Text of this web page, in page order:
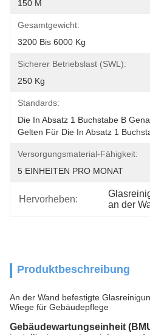
150 M
Gesamtgewicht:
3200 Bis 6000 Kg
Sicherer Betriebslast (SWL):
250 Kg
Standards:
Die In Absatz 1 Buchstabe B
Gelten Für Die In Absatz 1
Versorgungsmaterial-Fähigkeit:
5 EINHEITEN PRO MONAT
Hervorheben:
an der
Produktbeschreibung
An der Wand befestigte
Wiege für Gebäudepflege
Gebäudewartungseinheit